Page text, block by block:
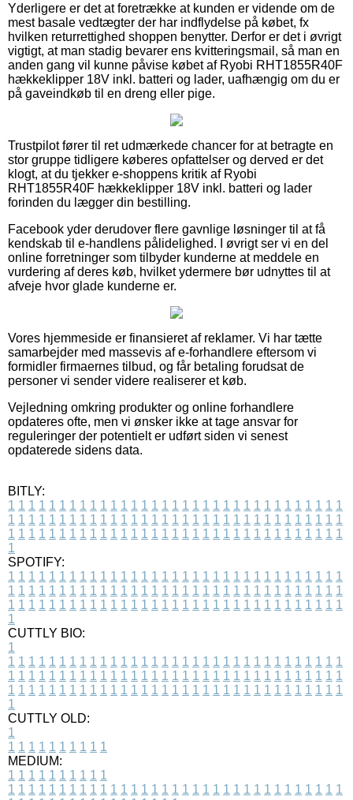
Yderligere er det at foretrække at kunden er vidende om de
mest basale vedtægter der har indflydelse på købet, fx
hvilken returrettighed shoppen benytter. Derfor er det i øvrigt
vigtigt, at man stadig bevarer ens kvitteringsmail, så man en
anden gang vil kunne påvise købet af Ryobi RHT1855R40F
hækkeklipper 18V inkl. batteri og lader, uafhængig om du er
på gaveindkøb til en dreng eller pige.
Trustpilot fører til ret udmærkede chancer for at betragte en
stor gruppe tidligere køberes opfattelser og derved er det
klogt, at du tjekker e-shoppens kritik af Ryobi
RHT1855R40F hækkeklipper 18V inkl. batteri og lader
forinden du lægger din bestilling.
Facebook yder derudover flere gavnlige løsninger til at få
kendskab til e-handlens pålidelighed. I øvrigt ser vi en del
online forretninger som tilbyder kunderne at meddele en
vurdering af deres køb, hvilket ydermere bør udnyttes til at
afveje hvor glade kunderne er.
Vores hjemmeside er finansieret af reklamer. Vi har tætte
samarbejder med massevis af e-forhandlere eftersom vi
formidler firmaernes tilbud, og får betaling forudsat de
personer vi sender videre realiserer et køb.
Vejledning omkring produkter og online forhandlere
opdateres ofte, men vi ønsker ikke at tage ansvar for
reguleringer der potentielt er udført siden vi senest
opdaterede sidens data.
BITLY:
1 1 1 1 1 1 1 1 1 1 1 1 1 1 1 1 1 1 1 1 1 1 1 1 1 1 1 1 1 1 1 1 1
1 1 1 1 1 1 1 1 1 1 1 1 1 1 1 1 1 1 1 1 1 1 1 1 1 1 1 1 1 1 1 1 1
1 1 1 1 1 1 1 1 1 1 1 1 1 1 1 1 1 1 1 1 1 1 1 1 1 1 1 1 1 1 1 1 1
1
SPOTIFY:
1 1 1 1 1 1 1 1 1 1 1 1 1 1 1 1 1 1 1 1 1 1 1 1 1 1 1 1 1 1 1 1 1
1 1 1 1 1 1 1 1 1 1 1 1 1 1 1 1 1 1 1 1 1 1 1 1 1 1 1 1 1 1 1 1 1
1 1 1 1 1 1 1 1 1 1 1 1 1 1 1 1 1 1 1 1 1 1 1 1 1 1 1 1 1 1 1 1 1
1
CUTTLY BIO:
1
1 1 1 1 1 1 1 1 1 1 1 1 1 1 1 1 1 1 1 1 1 1 1 1 1 1 1 1 1 1 1 1 1
1 1 1 1 1 1 1 1 1 1 1 1 1 1 1 1 1 1 1 1 1 1 1 1 1 1 1 1 1 1 1 1 1
1 1 1 1 1 1 1 1 1 1 1 1 1 1 1 1 1 1 1 1 1 1 1 1 1 1 1 1 1 1 1 1 1
1
CUTTLY OLD:
1
1 1 1 1 1 1 1 1 1 1
MEDIUM:
1 1 1 1 1 1 1 1 1 1
1 1 1 1 1 1 1 1 1 1 1 1 1 1 1 1 1 1 1 1 1 1 1 1 1 1 1 1 1 1 1 1 1